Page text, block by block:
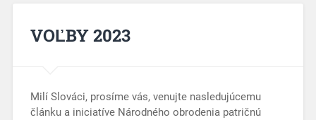
VOĽBY 2023
Milí Slováci, prosíme vás, venujte nasledujúcemu
článku a iniciatíve Národného obrodenia patričnú